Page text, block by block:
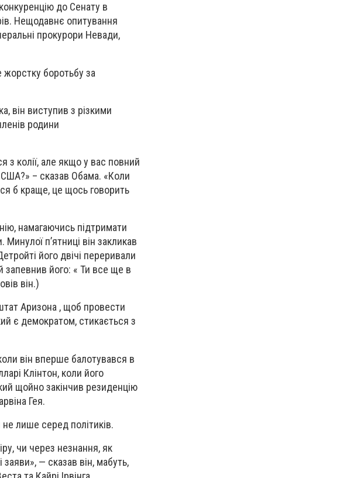
до Сенату в
Нещодавнє опитування
прокурори Невади,
жорстку боротьбу за
він виступив з різкими
родини
з колії, але якщо у вас повний
США?» – сказав Обама. «Коли
б краще, це щось говорить
намагаючись підтримати
п’ятниці він закликав
його двічі переривали
запевнив його: « Ти все ще в
він.)
Аризона , щоб провести
є демократом, стикається з
він вперше балотувався в
Клінтон, коли його
щойно закінчив резиденцію
Гея.
лише серед політиків.
чи через незнання, як
заяви», — сказав він, мабуть,